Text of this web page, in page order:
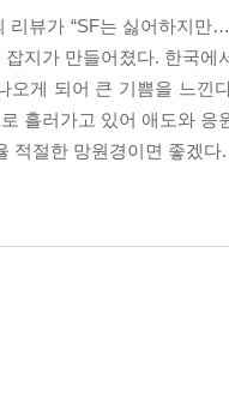
리뷰가 “SF는 싫어하지
지가 만들어졌다. 한국
오게 되어 큰 기쁨을 느
흘러가고 있어 애도와
적절한 망원경이면 좋겠다.